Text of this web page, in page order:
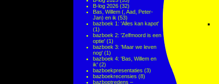
B-log 2026 (32)
Bas, Willem (, Aad, Peter-
Jan) en ik (53)
bazboek 1: 'Alles kan kapot'
(1)
bazboek 2: 'Zelfmoord is een
optie' (1)
bazboek 3: 'Maar we leven
nog' (1)
bazboek 4: 'Bas, Willem en
ik' (2)
bazboekpresentaties (3)
bazboekrecensies (8)
bazboptredens –